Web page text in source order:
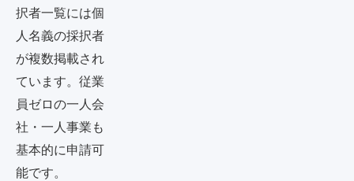
択者一覧には個
人名義の採択者
が複数掲載され
ています。従業
員ゼロの一人会
社・一人事業も
基本的に申請可
能です。